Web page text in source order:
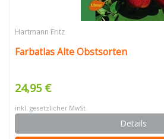
Hartmann Fritz
Farbatlas Alte Obstsorten
24,95 €
inkl. gesetzlicher MwSt.
Details